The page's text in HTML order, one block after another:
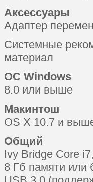
Аксессуары
Адаптер
Системные
материал
ОС Windows
8.0 или выше
Макинтош
OS X 10.7 и
Общий
Ivy Bridge Core
8 Гб памяти или